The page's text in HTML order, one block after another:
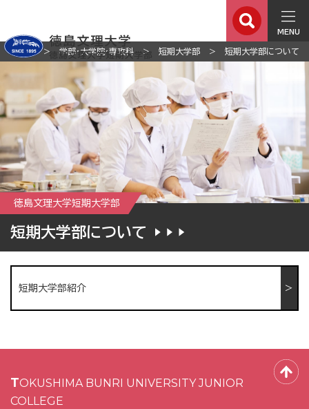
MENU
ホーム 学部・大学院・専攻科 短期大学部 短期大学部について
徳島文理大学短期大学部
短期大学部について
短期大学部紹介
TOKUSHIMA BUNRI UNIVERSITY JUNIOR
COLLEGE